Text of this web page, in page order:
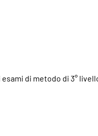
di metodo di 3°